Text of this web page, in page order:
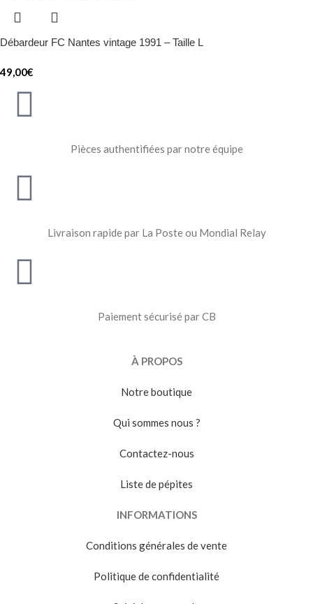
Débardeur FC Nantes vintage 1991 – Taille L
49,00€
Pièces authentifiées par notre équipe
Livraison rapide par La Poste ou Mondial Relay
Paiement sécurisé par CB
À PROPOS
Notre boutique
Qui sommes nous ?
Contactez-nous
Liste de pépites
INFORMATIONS
Conditions générales de vente
Politique de confidentialité